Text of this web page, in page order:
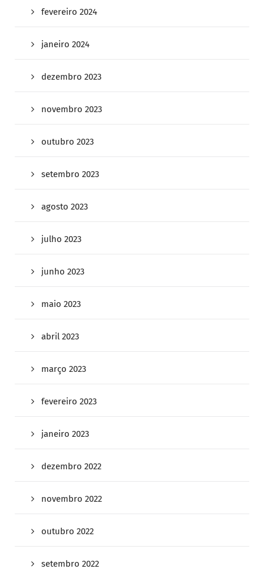
fevereiro 2024
janeiro 2024
dezembro 2023
novembro 2023
outubro 2023
setembro 2023
agosto 2023
julho 2023
junho 2023
maio 2023
abril 2023
março 2023
fevereiro 2023
janeiro 2023
dezembro 2022
novembro 2022
outubro 2022
setembro 2022